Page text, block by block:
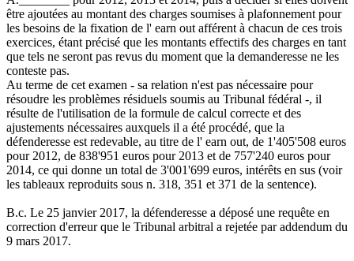
être ajoutées au montant des charges soumises à plafonnement pour
les besoins de la fixation de l' earn out afférent à chacun de ces trois
exercices, étant précisé que les montants effectifs des charges en tant
que tels ne seront pas revus du moment que la demanderesse ne les
conteste pas.
Au terme de cet examen - sa relation n'est pas nécessaire pour
résoudre les problèmes résiduels soumis au Tribunal fédéral -, il
résulte de l'utilisation de la formule de calcul correcte et des
ajustements nécessaires auxquels il a été procédé, que la
défenderesse est redevable, au titre de l' earn out, de 1'405'508 euros
pour 2012, de 838'951 euros pour 2013 et de 757'240 euros pour
2014, ce qui donne un total de 3'001'699 euros, intérêts en sus (voir
les tableaux reproduits sous n. 318, 351 et 371 de la sentence).
B.c. Le 25 janvier 2017, la défenderesse a déposé une requête en
correction d'erreur que le Tribunal arbitral a rejetée par addendum du
9 mars 2017.